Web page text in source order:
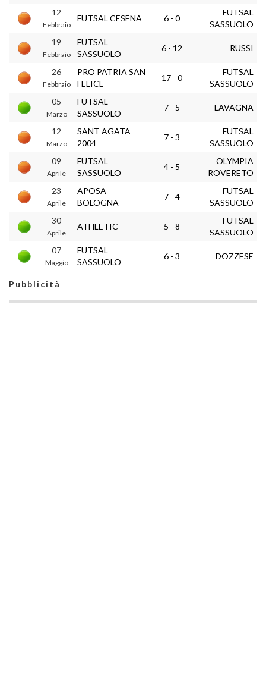
12
Febbraio
FUTSAL CESENA 6 - 0
FUTSAL
SASSUOLO
19
Febbraio
FUTSAL
SASSUOLO
6 - 12 RUSSI
26
Febbraio
PRO PATRIA SAN
FELICE
17 - 0
FUTSAL
SASSUOLO
05
Marzo
FUTSAL
SASSUOLO
7 - 5 LAVAGNA
12
Marzo
SANT AGATA
2004
7 - 3
FUTSAL
SASSUOLO
09
Aprile
FUTSAL
SASSUOLO
4 - 5
OLYMPIA
ROVERETO
23
Aprile
APOSA
BOLOGNA
7 - 4
FUTSAL
SASSUOLO
30
Aprile
ATHLETIC 5 - 8
FUTSAL
SASSUOLO
07
Maggio
FUTSAL
SASSUOLO
6 - 3 DOZZESE
Pubblicità